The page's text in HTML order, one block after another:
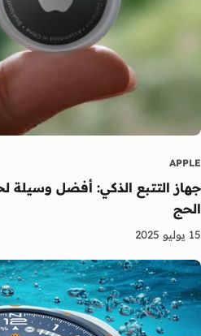
و
APPLE
جهاز التتبع الذكي: أفضل وسيلة
الحج
15 يوليو 2025